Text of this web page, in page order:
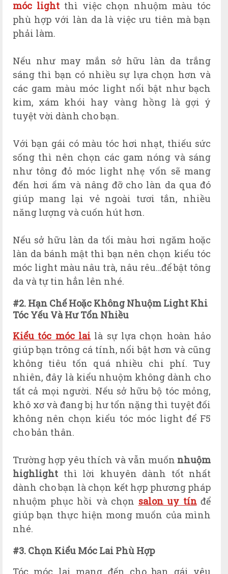
móc lightthì việc chọn nhuộm màu tóc
phù hợp với làn da là việc ưu tiên mà bạn
phải làm.
Nếu như may mắn sở hữu làn da trắng
sáng thì bạn có nhiều sự lựa chọn hơn và
các gam màu móc light nổi bật như bạch
kim, xám khói hay vàng hồng là gợi ý
tuyệt vời dành cho bạn.
Với bạn gái có màu tóc hơi nhạt, thiếu sức
sống thì nên chọn các gam nóng và sáng
như tông đỏ móc light nhẹ vốn sẽ mang
đến hơi ấm và nâng đỡ cho làn da qua đó
giúp mang lại vẻ ngoài tươi tắn, nhiều
năng lượng và cuốn hút hơn.
Nếu sở hữu làn da tối màu hơi ngăm hoặc
làn da bánh mật thì bạn nên chọn kiểu tóc
móc light màu nâu trà, nâu rêu…để bật tông
da và tự tin hẳn lên nhé.
#2. Hạn Chế Hoặc Không Nhuộm Light Khi
Tóc Yếu Và Hư Tổn Nhiều
Kiểu tóc móc lai là sự lựa chọn hoàn hảo
giúp bạn trông cá tính, nổi bật hơn và cũng
không tiêu tốn quá nhiều chi phí. Tuy
nhiên, đây là kiểu nhuộm không dành cho
tất cả mọi người. Nếu sở hữu bộ tóc mỏng,
khô xơ và đang bị hư tổn nặng thì tuyệt đối
không nên chọn kiểu tóc móc light để F5
cho bản thân.
Trường hợp yêu thích và vẫn muốn nhuộm
highlight thì lời khuyên dành tốt nhất
dành cho bạn là chọn kết hợp phương pháp
nhuộm phục hồi và chọn salon uy tínđể
giúp bạn thực hiện mong muốn của mình
nhé.
#3. Chọn Kiểu Móc Lai Phù Hợp
Tóc móc lai mang đến cho bạn gái yêu